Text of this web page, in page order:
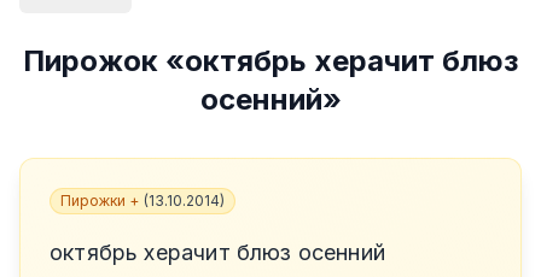
Пирожок «октябрь херачит блюз
осенний»
Пирожки + (13.10.2014)
октябрь херачит блюз осенний